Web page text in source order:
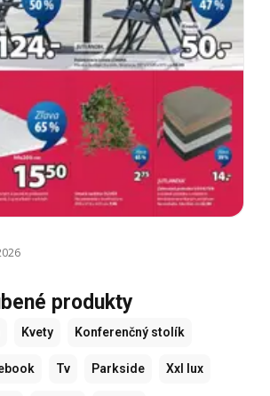
produkty
Kvety Konferenčný stolík
Tv Parkside Xxl lux